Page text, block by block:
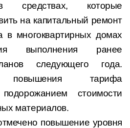
средствах, которые
на капитальный ремонт
в многоквартирных домах
выполнения ранее
следующего года.
повышения тарифа
подорожанием стоимости
материалов.
повышение уровня